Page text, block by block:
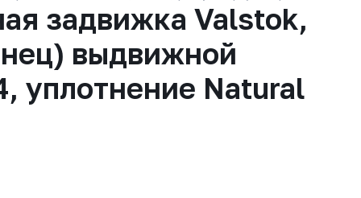
задвижка Valstok,
выдвижной
уплотнение Natural